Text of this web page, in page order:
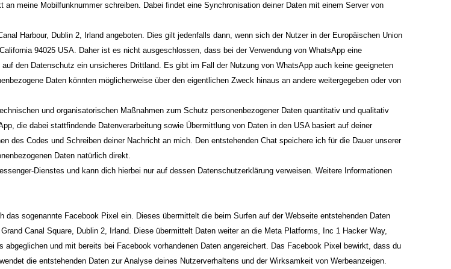
meine Mobilfunknummer schreiben. Dabei findet eine Synchronisation deiner Daten mit einem Server von
Harbour, Dublin 2, Irland angeboten. Dies gilt jedenfalls dann, wenn sich der Nutzer in der Europäischen Union
94025 USA. Daher ist es nicht ausgeschlossen, dass bei der Verwendung von WhatsApp eine
den Datenschutz ein unsicheres Drittland. Es gibt im Fall der Nutzung von WhatsApp auch keine geeigneten
Daten könnten möglicherweise über den eigentlichen Zweck hinaus an andere weitergegeben oder von
und organisatorischen Maßnahmen zum Schutz personenbezogener Daten quantitativ und qualitativ
die dabei stattfindende Datenverarbeitung sowie Übermittlung von Daten in den USA basiert auf deiner
des Codes und Schreiben deiner Nachricht an mich. Den entstehenden Chat speichere ich für die Dauer unserer
Daten natürlich direkt.
Dienstes und kann dich hierbei nur auf dessen Datenschutzerklärung verweisen. Weitere Informationen
sogenannte Facebook Pixel ein. Dieses übermittelt die beim Surfen auf der Webseite entstehenden Daten
Canal Square, Dublin 2, Irland. Diese übermittelt Daten weiter an die Meta Platforms, Inc 1 Hacker Way,
und mit bereits bei Facebook vorhandenen Daten angereichert. Das Facebook Pixel bewirkt, dass du
die entstehenden Daten zur Analyse deines Nutzerverhaltens und der Wirksamkeit von Werbeanzeigen.